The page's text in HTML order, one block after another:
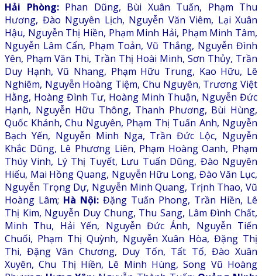
Hải Phòng:Phan Dũng, Bùi Xuân Tuấn, Phạm Thu
Hương, Đào Nguyên Lịch, Nguyễn Văn Viêm, Lại Xuân
Hậu, Nguyễn Thị Hiền, Phạm Minh Hải, Phạm Minh Tâm,
Nguyễn Lâm Cẩn, Phạm Toản, Vũ Thắng, Nguyễn Đình
Yên, Phạm Văn Thi, Trần Thị Hoài Minh, Sơn Thủy, Trần
Duy Hạnh, Vũ Nhang, Phạm Hữu Trung, Kao Hữu, Lê
Nghiêm, Nguyễn Hoàng Tiệm, Chu Nguyên, Trương Việt
Hằng, Hoàng Đình Tư, Hoàng Minh Thuận, Nguyễn Đức
Hạnh, Nguyễn Hữu Thông, Thanh Phương, Bùi Hùng,
Quốc Khánh, Chu Nguyên, Phạm Thị Tuấn Anh, Nguyễn
Bạch Yến, Nguyễn Minh Nga, Trần Đức Lộc, Nguyễn
Khắc Dũng, Lê Phương Liên, Phạm Hoàng Oanh, Phạm
Thúy Vinh, Lý Thị Tuyết, Lưu Tuấn Dũng, Đào Nguyên
Hiếu, Mai Hồng Quang, Nguyễn Hữu Long, Đào Văn Lục,
Nguyễn Trọng Dự, Nguyễn Minh Quang, Trịnh Thao, Vũ
Hoàng Lâm; Hà Nội: Đặng Tuấn Phong, Trần Hiền, Lê
Thị Kim, Nguyễn Duy Chung, Thu Sang, Lâm Đình Chất,
Minh Thu, Hải Yến, Nguyễn Đức Ánh, Nguyễn Tiến
Chuối, Phạm Thị Quỳnh, Nguyễn Xuân Hòa, Đặng Thị
Thi, Đặng Văn Chương, Duy Tốn, Tất Tố, Đào Xuân
Xuyên, Chu Thị Hiền, Lê Minh Hùng, Song Vũ Hoàng